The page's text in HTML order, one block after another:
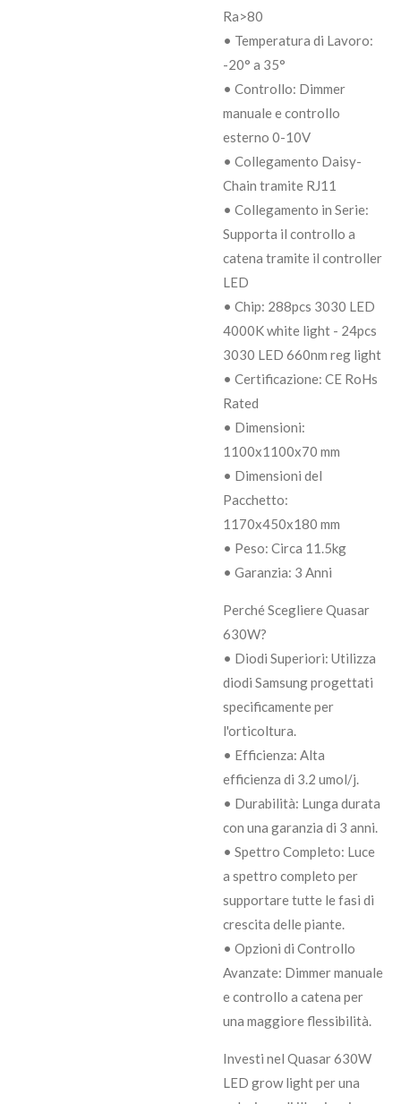
Ra>80
• Temperatura di Lavoro:
-20° a 35°
• Controllo: Dimmer
manuale e controllo
esterno 0-10V
• Collegamento Daisy-
Chain tramite RJ11
• Collegamento in Serie:
Supporta il controllo a
catena tramite il controller
LED
• Chip: 288pcs 3030 LED
4000K white light - 24pcs
3030 LED 660nm reg light
• Certificazione: CE RoHs
Rated
• Dimensioni:
1100x1100x70 mm
• Dimensioni del
Pacchetto:
1170x450x180 mm
• Peso: Circa 11.5kg
• Garanzia: 3 Anni
Perché Scegliere Quasar
630W?
• Diodi Superiori: Utilizza
diodi Samsung progettati
specificamente per
l'orticoltura.
• Efficienza: Alta
efficienza di 3.2 umol/j.
• Durabilità: Lunga durata
con una garanzia di 3 anni.
• Spettro Completo: Luce
a spettro completo per
supportare tutte le fasi di
crescita delle piante.
• Opzioni di Controllo
Avanzate: Dimmer manuale
e controllo a catena per
una maggiore flessibilità.
Investi nel Quasar 630W
LED grow light per una